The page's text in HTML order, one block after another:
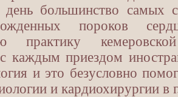
день большинство самых
пороков
практику
каждым приездом
и это безусловно
и кардиохирургии в